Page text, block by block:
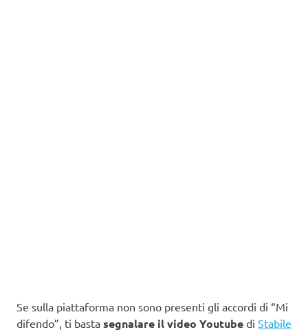
Se sulla piattaforma non sono presenti gli accordi di “Mi
difendo”, ti basta segnalare il video Youtube di Stabile